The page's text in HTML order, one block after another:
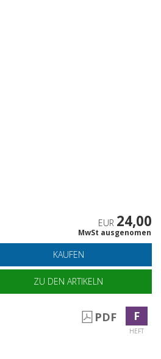
EUR 24,00
MwSt ausgenomen
KAUFEN
ZU DEN ARTIKELN
PDF F
HEFT